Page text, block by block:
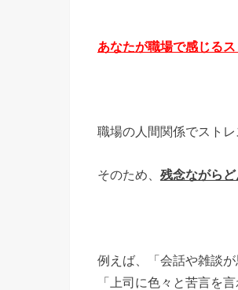
あなたが職場で感じる
職場の人間関係でスト
そのため、 残念ながら
例えば、「会話や雑談
「上司に色々と苦言を